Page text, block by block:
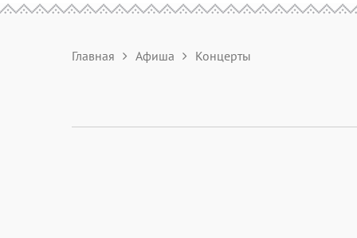
Главная Афиша Концерты